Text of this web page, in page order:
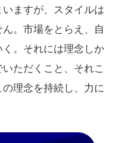
ますが、スタイルは
。市場をとらえ、自
。それには理念しか
ただくこと、それこ
理念を持続し、力に